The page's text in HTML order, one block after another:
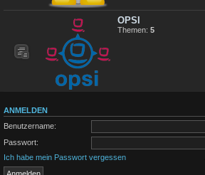
OPSI
Themen: 5
ANMELDEN
Benutzername:
Passwort:
Ich habe mein Passwort vergessen